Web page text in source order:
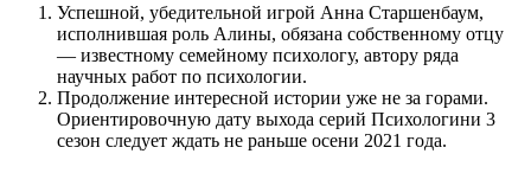
Успешной, убедительной игрой Анна Старшенбаум,
исполнившая роль Алины, обязана собственному отцу
— известному семейному психологу, автору ряда
научных работ по психологии.
Продолжение интересной истории уже не за горами.
Ориентировочную дату выхода серий Психологини 3
сезон следует ждать не раньше осени 2021 года.